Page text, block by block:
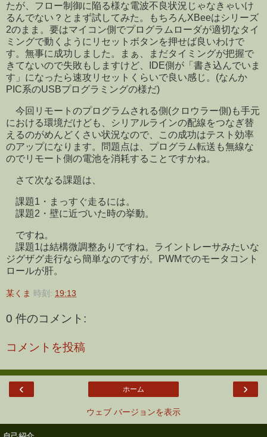
たが、フロー制御に陥る様な電波不良状況じゃなきゃいけ
るんでない？とまず試してみた。もちろんXBeeはシリーズ
2のまま。要はマイコン側でプログラムローダが適切なタイ
ミングで動くようにリセットボタンを押せば良いわけで
す。無事に成功しました。まぁ、まだタイミングが把握で
きてないので失敗もしますけど、IDE側が「書き込んでいま
す」になったら速攻リセットくらいで良い感じ。(なんか
PIC系のUSBプログラミングの様だ)
今回リモートのプログラムされる側(クロウラー側)も手元
における環境だけども、シリアルラインの配線をつなぎ替
えるのがめんどくさい状況なので、この成功はテスト効率
のアップになります。問題点は、プログラム転送も無線な
のでリモート側の電池を消耗することですかね。
さて次なる課題は、
課題1・まっすぐ走るには。
課題2・壁に近づいた時の挙動。
ですね。
課題1は結構微調整ありですね。ライントレーサみたいな
ジグザグ走行なら簡単なのですが。PWMでのモータコント
ロールが肝。
某くま 時刻: 19:13
0 件のコメント:
コメントを投稿
‹ ›
ホーム
ウェブ バージョンを表示